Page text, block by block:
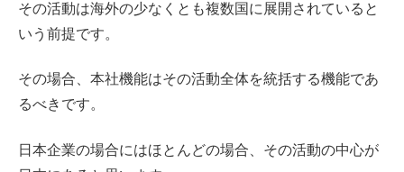
その活動は海外の少なくとも複数国に展開されていると
いう前提です。
その場合、本社機能はその活動全体を統括する機能であ
るべきです。
日本企業の場合にはほとんどの場合、その活動の中心が